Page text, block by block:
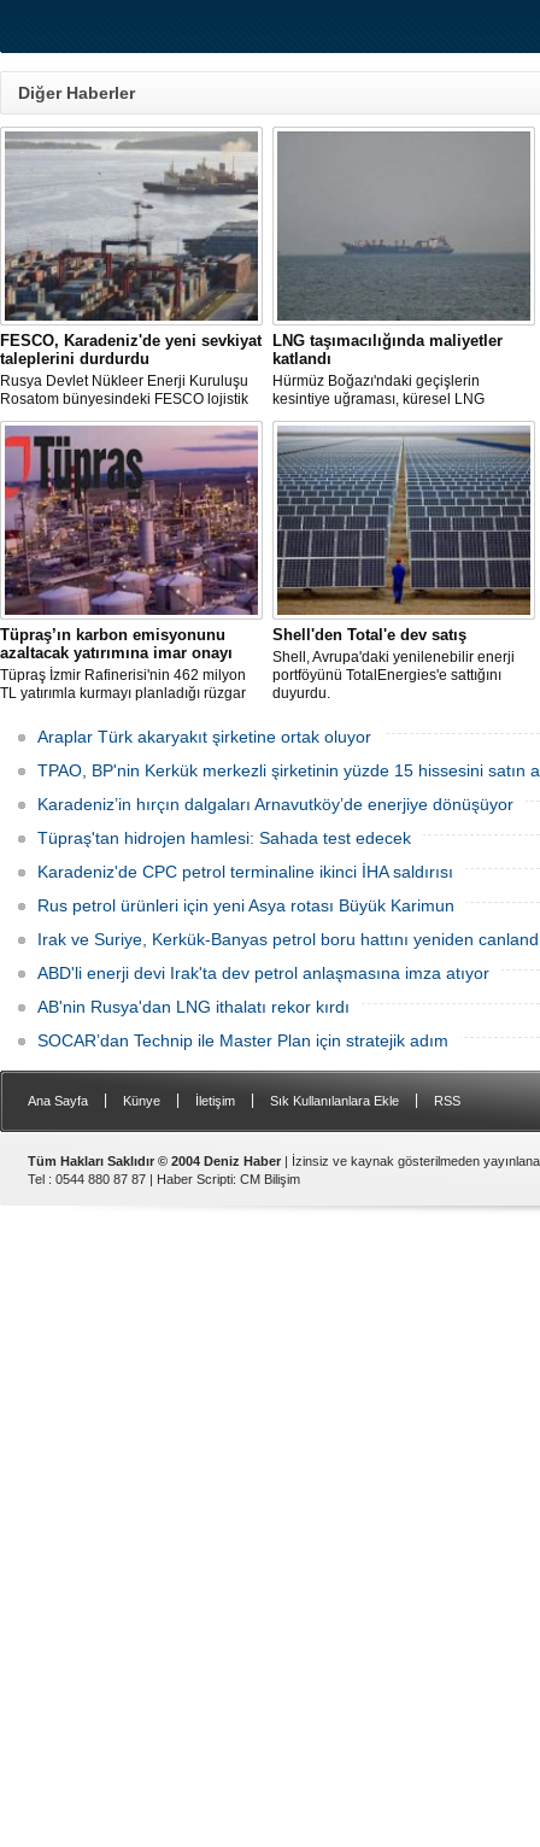
Diğer Haberler
FESCO, Karadeniz'de yeni sevkiyat
taleplerini durdurdu
Rusya Devlet Nükleer Enerji Kuruluşu
Rosatom bünyesindeki FESCO lojistik
şirketi, Karadeniz üzerinden yapılacak
sevkiyatlara ilişkin yeni taleplerin
kabulünü geçici olarak durdurdu.
LNG taşımacılığında maliyetler
katlandı
Hürmüz Boğazı'ndaki geçişlerin
kesintiye uğraması, küresel LNG
arzında aksamalara yol açarken sefer
sürelerini uzattı ve gemi kiralama ile
deniz yakıtı maliyetlerini 2022 enerji
krizinden bu yana en yüksek seviyelere
çıkardı.
Tüpraş’ın karbon emisyonunu
azaltacak yatırımına imar onayı
Tüpraş İzmir Rafinerisi'nin 462 milyon
TL yatırımla kurmayı planladığı rüzgar
nazım ve uygulama imar planı
değişiklikleri Çevre, Şehircilik ve İklim
Değişikliği Bakanlığı tarafından
Shell'den Total'e dev satış
Shell, Avrupa'daki yenilenebilir enerji
portföyünü TotalEnergies'e sattığını
duyurdu.
Araplar Türk akaryakıt şirketine ortak oluyor
TPAO, BP'nin Kerkük merkezli şirketinin yüzde 15 hissesini satın
Karadeniz’in hırçın dalgaları Arnavutköy’de enerjiye dönüşüyor
Tüpraş'tan hidrojen hamlesi: Sahada test edecek
Karadeniz'de CPC petrol terminaline ikinci İHA saldırısı
Rus petrol ürünleri için yeni Asya rotası Büyük Karimun
Irak ve Suriye, Kerkük-Banyas petrol boru hattını yeniden
ABD'li enerji devi Irak'ta dev petrol anlaşmasına imza atıyor
AB'nin Rusya'dan LNG ithalatı rekor kırdı
SOCAR’dan Technip ile Master Plan için stratejik adım
Ana Sayfa Künye İletişim Sık Kullanılanlara Ekle RSS
Tüm Hakları Saklıdır © 2004 Deniz Haber | İzinsiz ve kaynak gösterilmeden
Tel : 0544 880 87 87 | Haber Scripti: CM Bilişim